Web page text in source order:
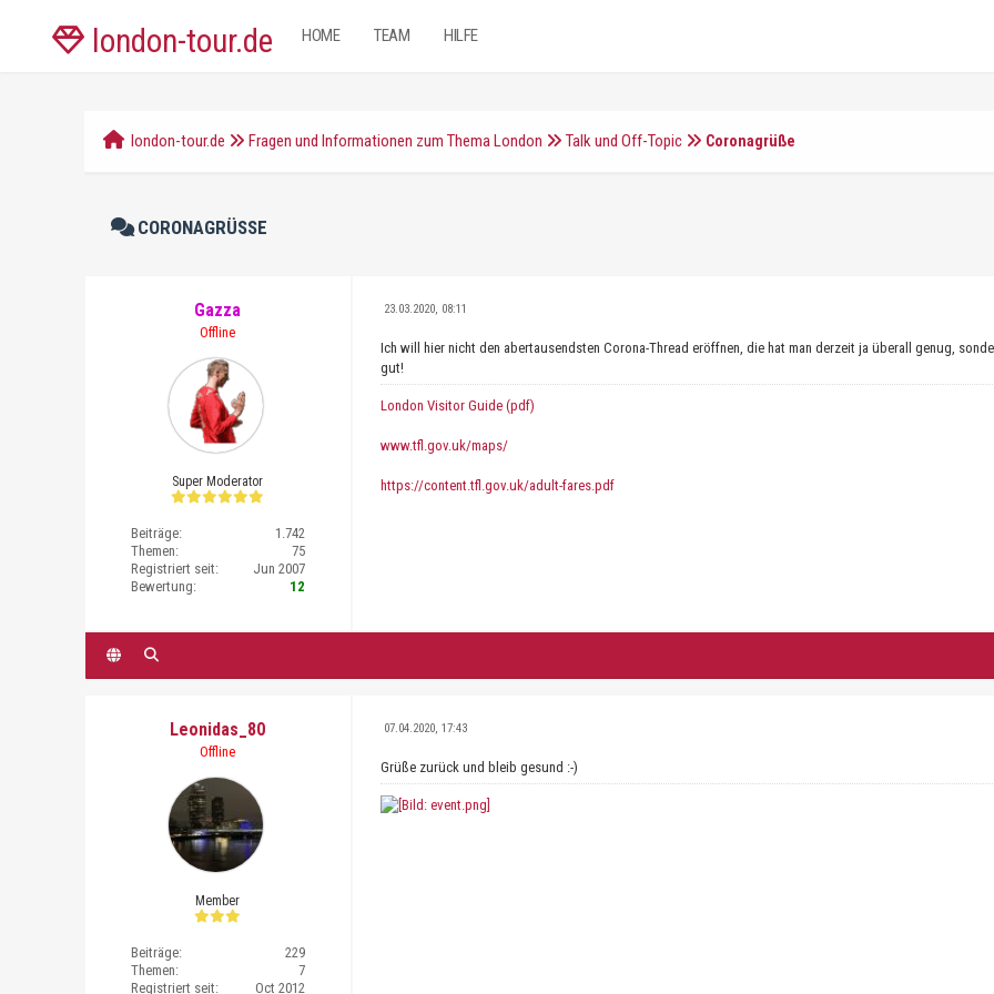
london-tour.de HOME TEAM HILFE
london-tour.de Fragen und Informationen zum Thema London Talk und Off-Topic Coronagrüße
CORONAGRÜSSE
Gazza
Offline
Super Moderator
Beiträge:
1.742
Themen:
75
Registriert seit:
Jun 2007
Bewertung:
12
23.03.2020, 08:11
Ich will hier nicht den abertausendsten Corona-Thread eröffnen, die hat man derzeit ja überall genug,
gut!
London Visitor Guide (pdf)
www.tfl.gov.uk/maps/
https://content.tfl.gov.uk/adult-fares.pdf
Leonidas_80
Offline
Member
Beiträge:
229
Themen:
7
Registriert seit:
Oct 2012
07.04.2020, 17:43
Grüße zurück und bleib gesund :-)